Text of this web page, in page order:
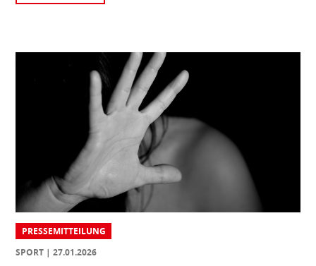
PRESSEMITTEILUNG
SPORT
27.01.2026